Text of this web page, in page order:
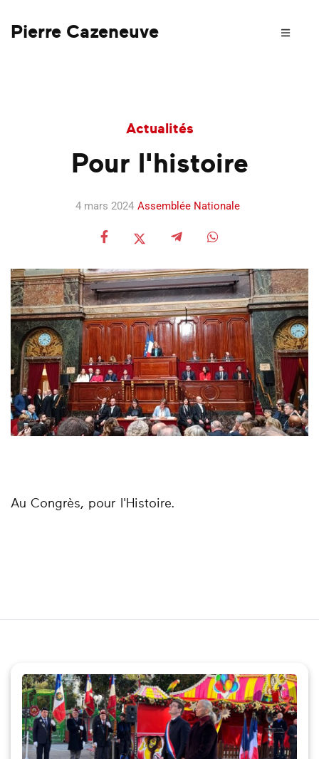
Pierre Cazeneuve
Actualités
Pour l'histoire
4 mars 2024 Assemblée Nationale
Au Congrès, pour l'Histoire.